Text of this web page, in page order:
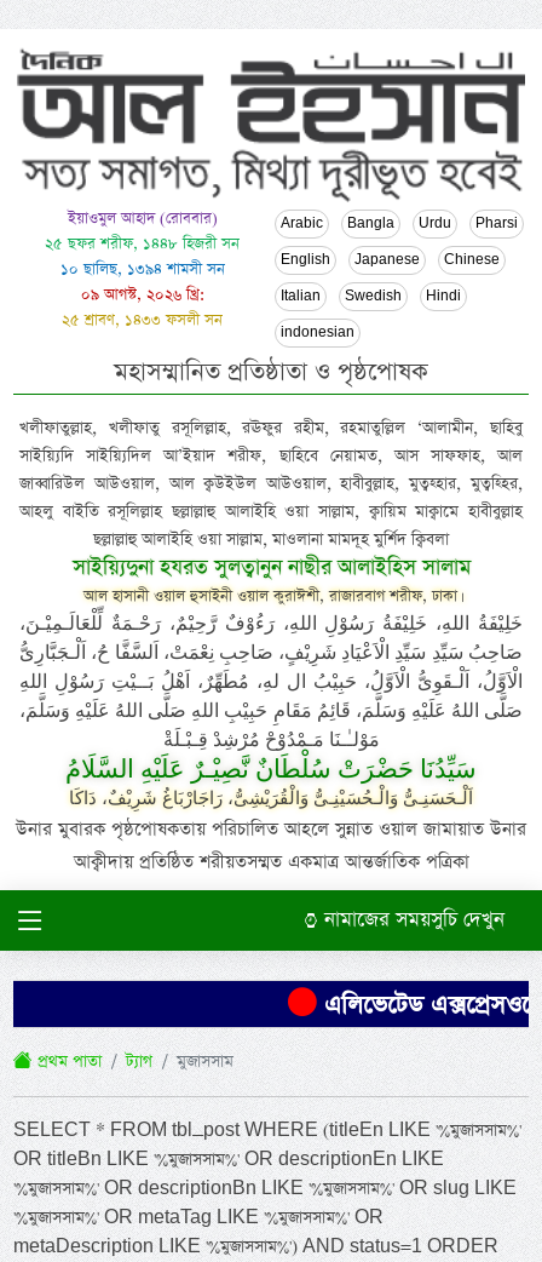
ইয়াওমুল আহাদ (রোববার)
২৫ ছফর শরীফ, ১৪৪৮ হিজরী সন
১০ ছালিছ, ১৩৯৪ শামসী সন
০৯ আগস্ট, ২০২৬ খ্রি:
২৫ শ্রাবণ, ১৪৩৩ ফসলী সন
Arabic Bangla Urdu Pharsi
English Japanese Chinese
Italian Swedish Hindi
indonesian
মহাসম্মানিত প্রতিষ্ঠাতা ও পৃষ্ঠপোষক
খলীফাতুল্লাহ, খলীফাতু রসূলিল্লাহ, রঊফুর রহীম, রহমাতুল্লিল ‘আলামীন, ছাহিবু
সাইয়্যিদি সাইয়্যিদিল আ’ইয়াদ শরীফ, ছাহিবে নেয়ামত, আস সাফফাহ, আল
জাব্বারিউল আউওয়াল, আল ক্বউইউল আউওয়াল, হাবীবুল্লাহ, মুত্বহ্হার, মুত্বহ্হির,
আহলু বাইতি রসূলিল্লাহ ছল্লাল্লাহু আলাইহি ওয়া সাল্লাম, ক্বায়িম মাক্বামে হাবীবুল্লাহ
ছল্লাল্লাহু আলাইহি ওয়া সাল্লাম, মাওলানা মামদূহ মুর্শিদ ক্বিবলা
সাইয়্যিদুনা হযরত সুলত্বানুন নাছীর আলাইহিস সালাম
আল হাসানী ওয়াল হুসাইনী ওয়াল কুরাঈশী, রাজারবাগ শরীফ, ঢাকা।
خَلِيْفَةُ اللهِ، خَلِيْفَةُ رَسُوْلِ اللهِ، رَءُوْفٌ رَّحِيْمٌ، رَحْـمَةٌ لِّلْعَالَـمِيْـنَ،
صَاحِبُ سَيِّدِ سَيِّدِ الْاَعْيَادِ شَرِيْفٍ، صَاحِبِ نِعْمَتْ، اَلسَّفَّا حُ، اَلْـجَبَّارِىُّ
الْاَوَّلُ، اَلْـقَوِىُّ الْاَوَّلُ، حَبِيْبُ ال لهِ، مُطَهِّرٌ، اَهْلُ بَــيْتِ رَسُوْلِ اللهِ
صَلَّى اللهُ عَلَيْهِ وَسَلَّمَ، قَائِمُ مَقَامِ حَبِيْبِ اللهِ صَلَّى اللهُ عَلَيْهِ وَسَلَّمَ،
مَوْلـٰـنَا مَـمْدُوْحْ مُرْشِدْ قِـبْـلَةْ
سَيِّدُنَا حَضْرَتْ سُلْطَانٌ نَّصِيْـرٌ عَلَيْهِ السَّلَامُ
اَلْـحَسَنِـىُّ وَالْـحُسَيْنِـىُّ وَالْقُرَيْشِىُّ، رَاجَارْبَاغُ شَرِيْفٌ، دَاكَا
উনার মুবারক পৃষ্ঠপোষকতায় পরিচালিত আহলে সুন্নাত ওয়াল জামায়াত উনার
আক্বীদায় প্রতিষ্ঠিত শরীয়তসম্মত একমাত্র আন্তর্জাতিক পত্রিকা
নামাজের সময়সুচি দেখুন
এলিভেটেড
প্রথম পাতা ট্যাগ মুজাসসাম
SELECT * FROM tbl_post WHERE (titleEn LIKE '%মুজাসসাম%'
OR titleBn LIKE '%মুজাসসাম%' OR descriptionEn LIKE
'%মুজাসসাম%' OR descriptionBn LIKE '%মুজাসসাম%' OR slug LIKE
'%মুজাসসাম%' OR metaTag LIKE '%মুজাসসাম%' OR
metaDescription LIKE '%মুজাসসাম%') AND status=1 ORDER